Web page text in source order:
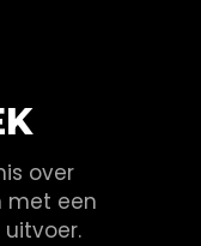
over
met een